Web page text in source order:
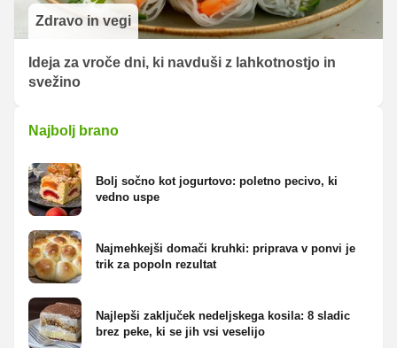
Zdravo in vegi
Ideja za vroče dni, ki navduši z lahkotnostjo in
svežino
Najbolj brano
Bolj sočno kot jogurtovo: poletno pecivo, ki
vedno uspe
Najmehkejši domači kruhki: priprava v ponvi je
trik za popoln rezultat
Najlepši zaključek nedeljskega kosila: 8 sladic
brez peke, ki se jih vsi veselijo